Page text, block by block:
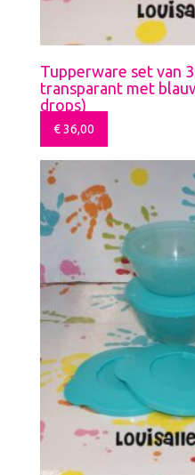
Tupperware set van
transparant met
drops)
€36,00